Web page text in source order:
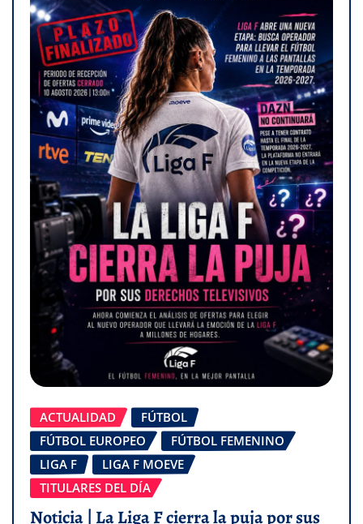
ACTUALIDAD
FÚTBOL
FÚTBOL EUROPEO
FÚTBOL FEMENINO
LIGA F
LIGA F MOEVE
TITULARES DEL DÍA
Noticia | La Liga F cierra la puja por sus